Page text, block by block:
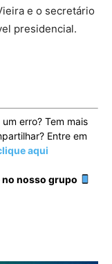
e o secretário
presidencial.
erro? Tem mais
Entre em
aqui
no nosso grupo